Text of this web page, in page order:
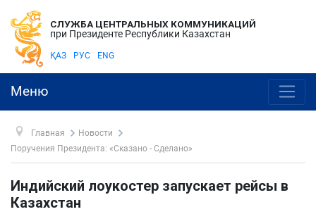
СЛУЖБА ЦЕНТРАЛЬНЫХ КОММУНИКАЦИЙ
при Президенте Республики Казахстан
ҚАЗ РУС ENG
Меню
Главная
Новости
Поручения Президента: «Сказано - Сделано»
Индийский лоукостер запускает рейсы в
Казахстан